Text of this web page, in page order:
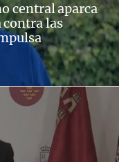
central aparca
contra las